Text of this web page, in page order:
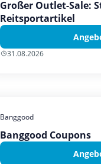
Großer Outlet-Sale:
Reitsportartikel
31.08.2026
Banggood
Banggood Coupons